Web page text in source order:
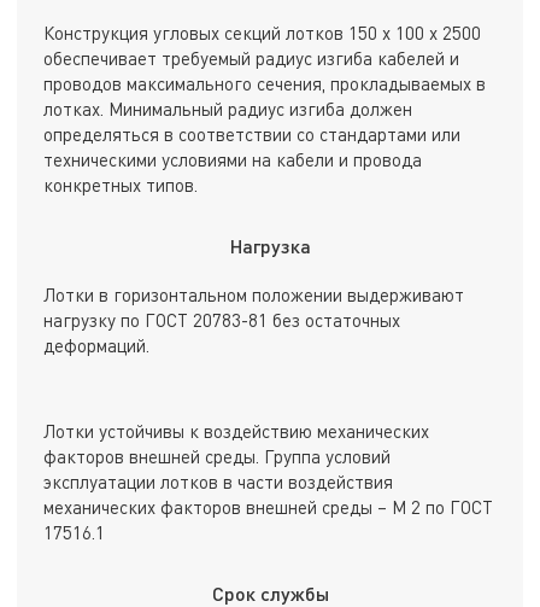
Конструкция угловых секций лотков 150 х 100 х 2500
обеспечивает требуемый радиус изгиба кабелей и
проводов максимального сечения, прокладываемых в
лотках. Минимальный радиус изгиба должен
определяться в соответствии со стандартами или
техническими условиями на кабели и провода
конкретных типов.
Нагрузка
Лотки в горизонтальном положении выдерживают
нагрузку по ГОСТ 20783-81 без остаточных
деформаций.
Лотки устойчивы к воздействию механических
факторов внешней среды. Группа условий
эксплуатации лотков в части воздействия
механических факторов внешней среды – М 2 по ГОСТ
17516.1
Срок службы